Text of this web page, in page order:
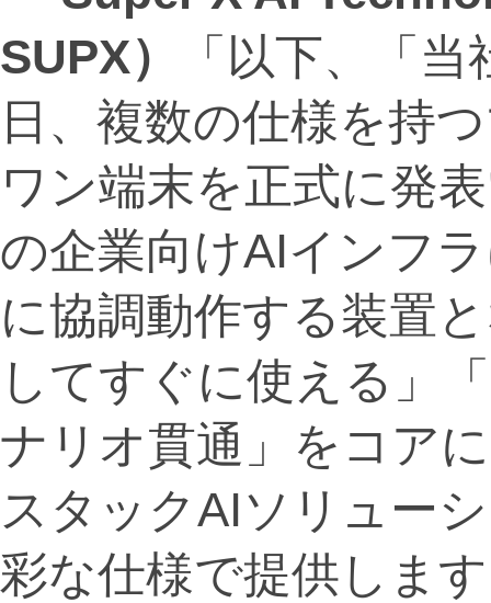
SUPX）
「以下、「
日、複数の仕様を持
ワン端末を正式に発
の企業向けAIインフ
に協調動作する装置
してすぐに使える」
ナリオ貫通」をコア
スタックAIソリュー
彩な仕様で提供しま